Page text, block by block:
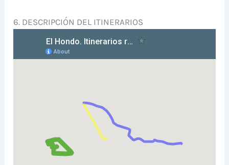
6. DESCRIPCIÓN DEL ITINERARIOS